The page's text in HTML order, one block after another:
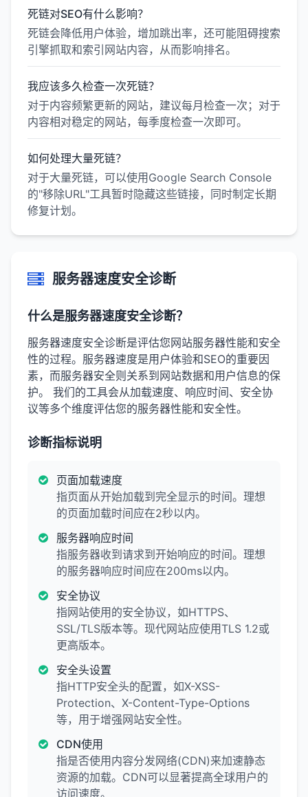
死链对SEO有什么影响？
死链会降低用户体验，增加跳出率，还可能阻碍搜索
引擎抓取和索引网站内容，从而影响排名。
我应该多久检查一次死链？
对于内容频繁更新的网站，建议每月检查一次；对于
内容相对稳定的网站，每季度检查一次即可。
如何处理大量死链？
对于大量死链，可以使用Google Search Console
的"移除URL"工具暂时隐藏这些链接，同时制定长期
修复计划。
服务器速度安全诊断
什么是服务器速度安全诊断？
服务器速度安全诊断是评估您网站服务器性能和安全
性的过程。服务器速度是用户体验和SEO的重要因
素，而服务器安全则关系到网站数据和用户信息的保
护。 我们的工具会从加载速度、响应时间、安全协
议等多个维度评估您的服务器性能和安全性。
诊断指标说明
页面加载速度
指页面从开始加载到完全显示的时间。理想
的页面加载时间应在2秒以内。
服务器响应时间
指服务器收到请求到开始响应的时间。理想
的服务器响应时间应在200ms以内。
安全协议
指网站使用的安全协议，如HTTPS、
SSL/TLS版本等。现代网站应使用TLS 1.2或
更高版本。
安全头设置
指HTTP安全头的配置，如X-XSS-
Protection、X-Content-Type-Options
等，用于增强网站安全性。
CDN使用
指是否使用内容分发网络(CDN)来加速静态
资源的加载。CDN可以显著提高全球用户的
访问速度。